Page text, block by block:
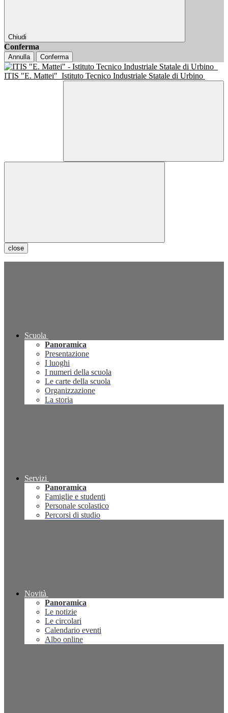
Chiudi
Conferma
Annulla Conferma
ITIS "E. Mattei" Istituto Tecnico Industriale Statale di Urbino
close
Scuola
Panoramica
Presentazione
I luoghi
I numeri della scuola
Le carte della scuola
Organizzazione
La storia
Servizi
Panoramica
Famiglie e studenti
Personale scolastico
Percorsi di studio
Novità
Panoramica
Le notizie
Le circolari
Calendario eventi
Albo online